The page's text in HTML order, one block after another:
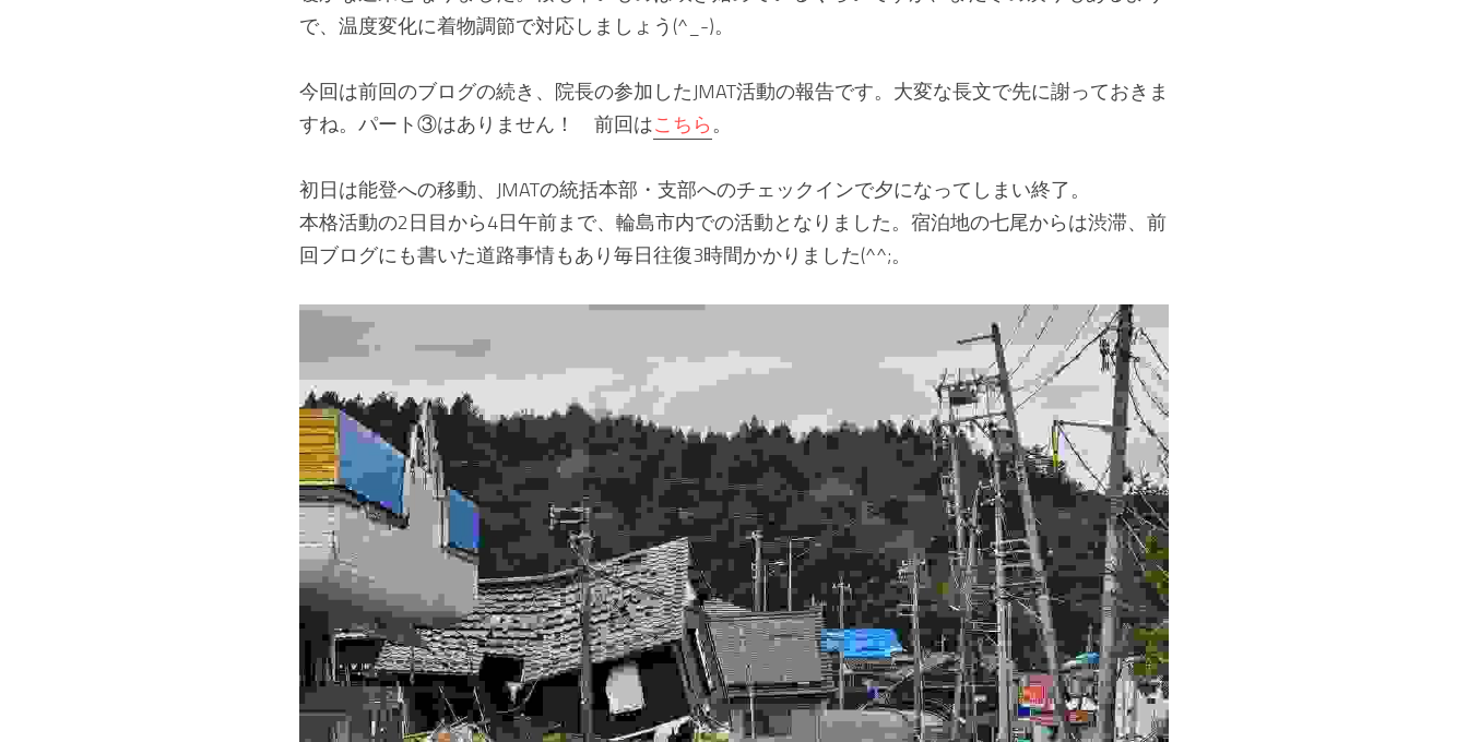
で、温度変化に着物調節で対応しましょう(^_-)。
今回は前回のブログの続き、院長の参加したJMAT活動の報告です。大変な長文で先に謝っておきま
すね。パート③はありません！　前回はこちら。
初日は能登への移動、JMATの統括本部・支部へのチェックインで夕になってしまい終了。
本格活動の2日目から4日午前まで、輪島市内での活動となりました。宿泊地の七尾からは渋滞、前
回ブログにも書いた道路事情もあり毎日往復3時間かかりました(^^;。